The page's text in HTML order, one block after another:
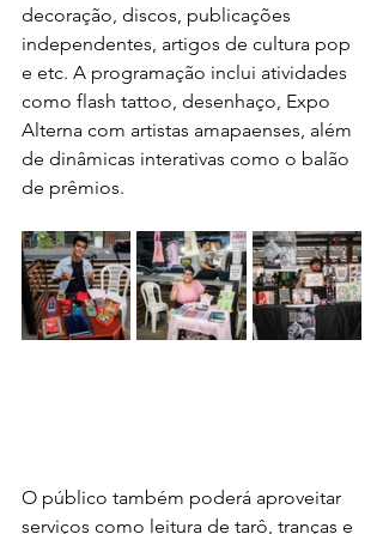
decoração, discos, publicações
independentes, artigos de cultura pop
e etc. A programação inclui atividades
como flash tattoo, desenhaço, Expo
Alterna com artistas amapaenses, além
de dinâmicas interativas como o balão
de prêmios.
O público também poderá aproveitar
serviços como leitura de tarô, tranças e